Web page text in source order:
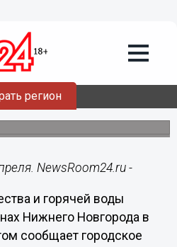
регион
частично
районах Нижнего
плановых работ на
NewsRoom24.ru -
и горячей воды
Нижнего Новгорода в
сообщает городское